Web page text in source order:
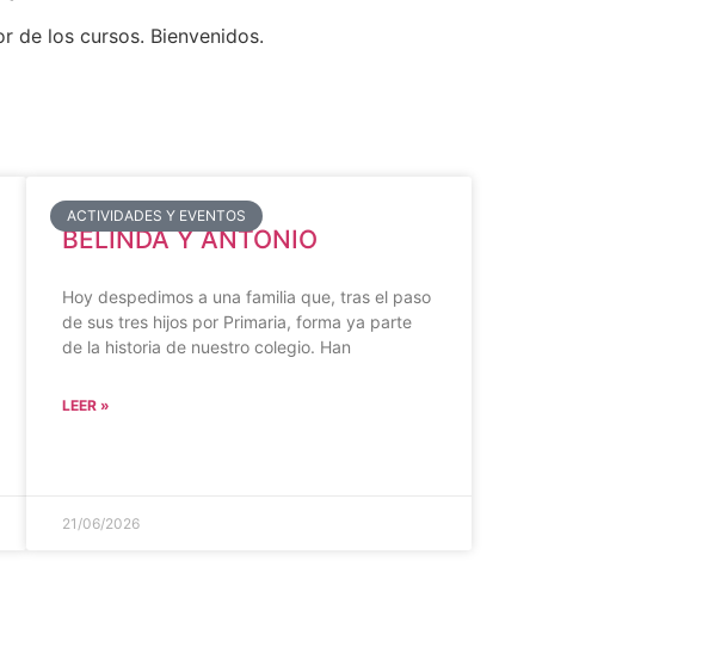
de los cursos. Bienvenidos.
ACTIVIDADES Y EVENTOS
BELINDA Y ANTONIO
Hoy despedimos a una familia que, tras el paso
de sus tres hijos por Primaria, forma ya parte
de la historia de nuestro colegio. Han
LEER »
21/06/2026